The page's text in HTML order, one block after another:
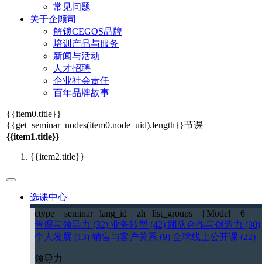
常见问题
关于企顾司
解锁CEGOS品牌
培训产品与服务
新闻与活动
人才招聘
企业社会责任
百年品牌故事
{{item0.title}}
{{get_seminar_nodes(item0.node_uid).length}}节课
{{item1.title}}
{{item2.title}}
选课中心
ctype = seminar | lang_id = zh | list_groups = | Model = 6
管理与领导力 (32) 业务转型 (42) 团队合作与创造力 (30)
个人发展 (13) 销售与客户关系 (9) 全球线上公开课 (22)
领导力